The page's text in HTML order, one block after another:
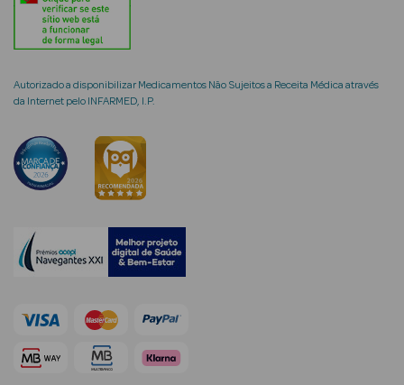
Rosto e
Ver Tudo
Cosmética
Rosto
Hidratantes
Séruns Faciais
Creme de Olhos
envelhecimento
Autorizado a disponibilizar Medicamentos Não Sujeitos a Receita Médica através
da Internet pelo INFARMED, I.P.